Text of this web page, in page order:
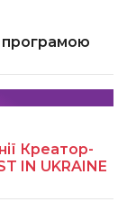
програмою
Креатор-
IN UKRAINE